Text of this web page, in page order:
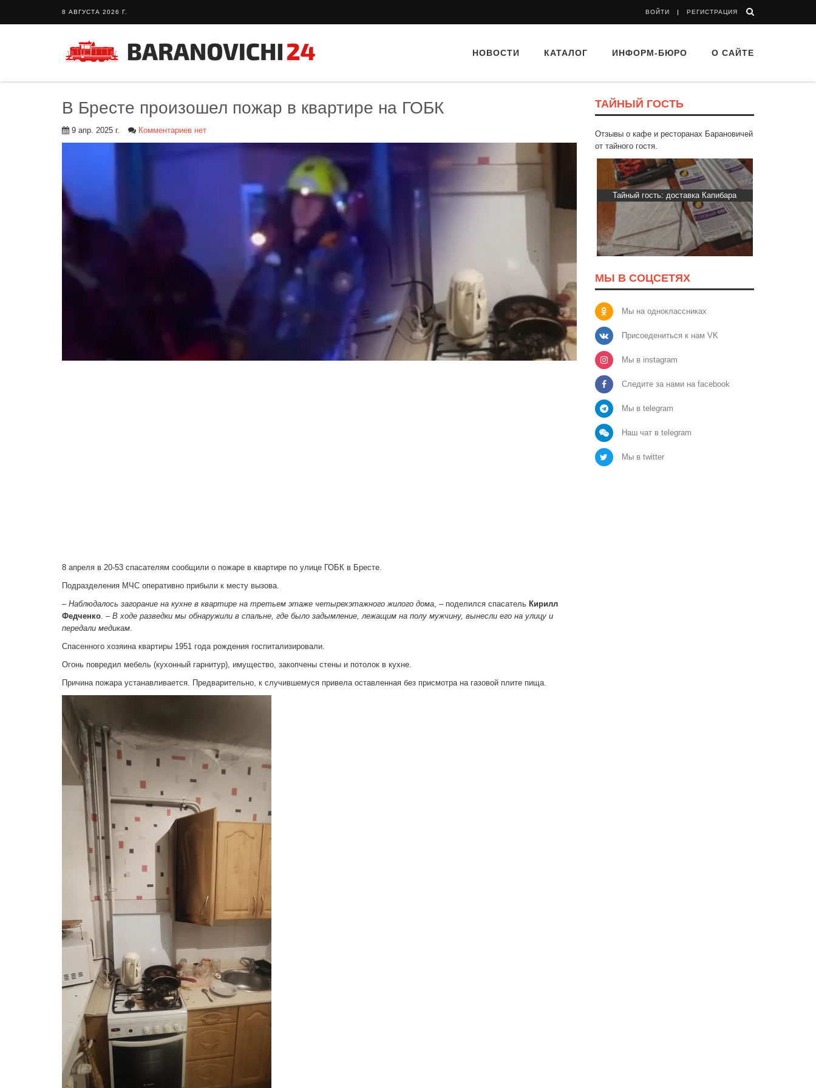
8 АВГУСТА 2026 Г. ВОЙТИ РЕГИСТРАЦИЯ
НОВОСТИ КАТАЛОГ ИНФОРМ-БЮРО О САЙТЕ
В Бресте произошел пожар в квартире на ГОБК
9 апр. 2025 г. Комментариев нет
8 апреля в 20-53 спасателям сообщили о пожаре в квартире по улице ГОБК в Бресте.
Подразделения МЧС оперативно прибыли к месту вызова.
– Наблюдалось загорание на кухне в квартире на третьем этаже четырехэтажного жилого дома , – поделился спасатель Кирилл
Федченко . – В ходе разведки мы обнаружили в спальне, где было задымление, лежащим на полу мужчину, вынесли его на улицу и
передали медикам
Спасенного хозяина квартиры 1951 года рождения госпитализировали.
Огонь повредил мебель (кухонный гарнитур), имущество, закопчены стены и потолок в кухне.
Причина пожара устанавливается. Предварительно, к случившемуся привела оставленная без присмотра на газовой плите пища.
ТАЙНЫЙ ГОСТЬ
Отзывы о кафе и ресторанах Барановичей
от тайного гостя.
Тайный гость: Ресторан “Папараць
Тайный гость: доставка Капибара
МЫ В СОЦСЕТЯХ
Мы на одноклассниках
Присоедениться к нам VK
Мы в instagram
Следите за нами на facebook
Мы в telegram
Наш чат в telegram
Мы в twitter